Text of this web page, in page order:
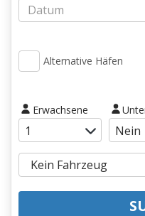
Alternative Häfen
Erwachsene